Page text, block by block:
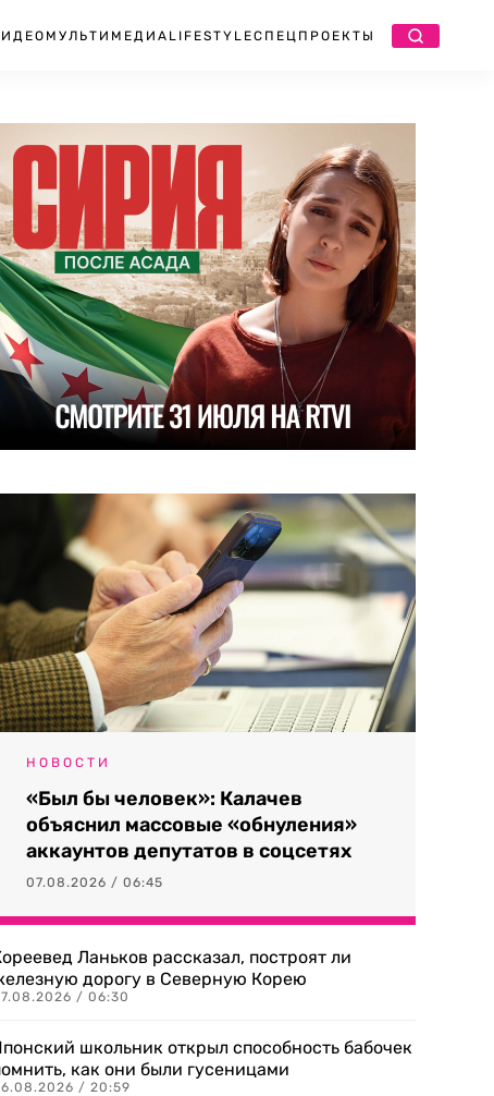
МУЛЬТИМЕДИА LIFESTYLEСПЕЦПРОЕКТЫ
НОВОСТИ
«Был бы человек»: Калачев
объяснил массовые «обнуления»
аккаунтов депутатов в соцсетях
07.08.2026 / 06:45
Ланьков рассказал, построят ли
дорогу в Северную Корею
/ 06:30
школьник открыл способность бабочек
как они были гусеницами
/ 20:59